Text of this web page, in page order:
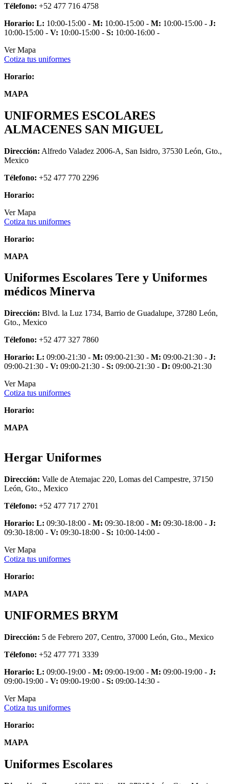
Télefono: +52 477 716 4758
Horario: L: 10:00-15:00 - M: 10:00-15:00 - M: 10:00-15:00 - J:
10:00-15:00 - V: 10:00-15:00 - S: 10:00-16:00 -
Ver Mapa
Cotiza tus uniformes
Horario:
MAPA
UNIFORMES ESCOLARES
ALMACENES SAN MIGUEL
Dirección: Alfredo Valadez 2006-A, San Isidro, 37530 León, Gto.,
Mexico
Télefono: +52 477 770 2296
Horario:
Ver Mapa
Cotiza tus uniformes
Horario:
MAPA
Uniformes Escolares Tere y Uniformes
médicos Minerva
Dirección: Blvd. la Luz 1734, Barrio de Guadalupe, 37280 León,
Gto., Mexico
Télefono: +52 477 327 7860
Horario: L: 09:00-21:30 - M: 09:00-21:30 - M: 09:00-21:30 - J:
09:00-21:30 - V: 09:00-21:30 - S: 09:00-21:30 - D: 09:00-21:30
Ver Mapa
Cotiza tus uniformes
Horario:
MAPA
Hergar Uniformes
Dirección: Valle de Atemajac 220, Lomas del Campestre, 37150
León, Gto., Mexico
Télefono: +52 477 717 2701
Horario: L: 09:30-18:00 - M: 09:30-18:00 - M: 09:30-18:00 - J:
09:30-18:00 - V: 09:30-18:00 - S: 10:00-14:00 -
Ver Mapa
Cotiza tus uniformes
Horario:
MAPA
UNIFORMES BRYM
Dirección: 5 de Febrero 207, Centro, 37000 León, Gto., Mexico
Télefono: +52 477 771 3339
Horario: L: 09:00-19:00 - M: 09:00-19:00 - M: 09:00-19:00 - J:
09:00-19:00 - V: 09:00-19:00 - S: 09:00-14:30 -
Ver Mapa
Cotiza tus uniformes
Horario:
MAPA
Uniformes Escolares